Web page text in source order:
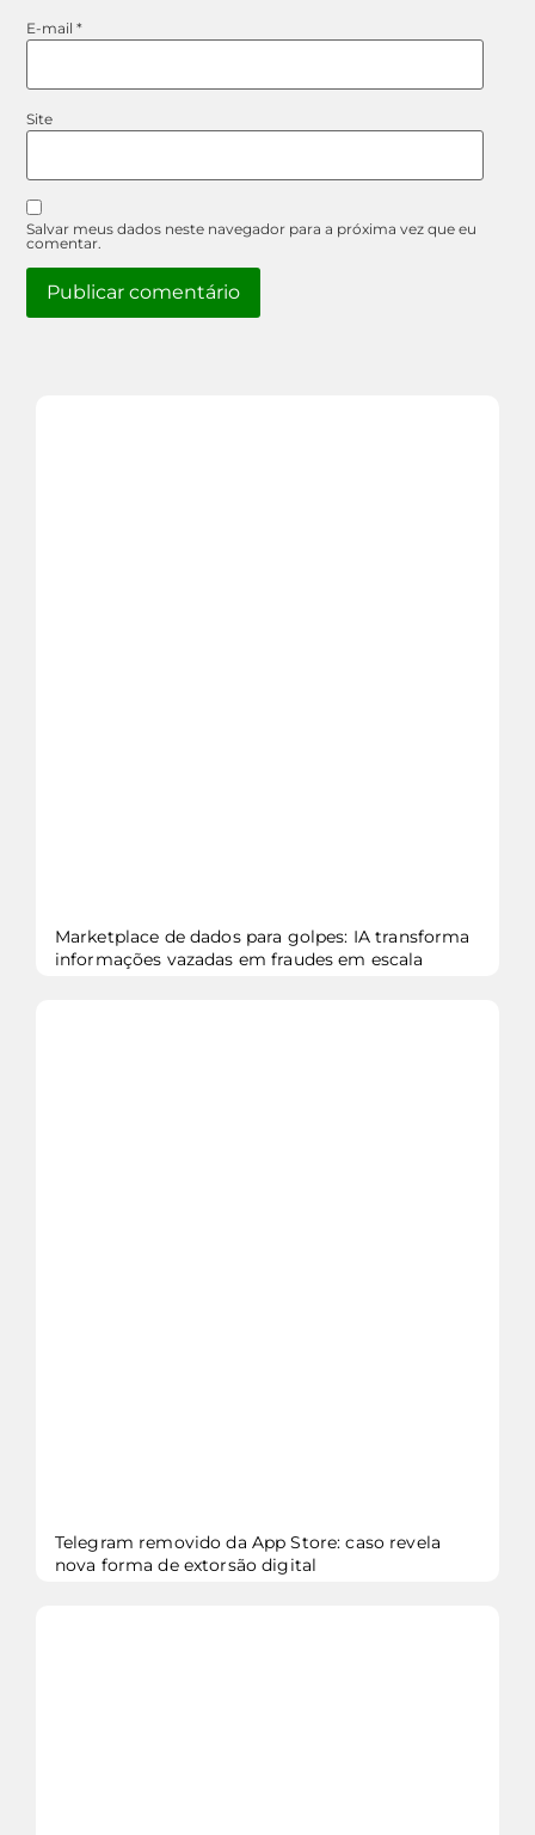
E-mail*
Site
Salvar meus dados neste navegador para a próxima vez que eu
comentar.
Marketplace de dados para golpes: IA transforma
informações vazadas em fraudes em escala
Telegram removido da App Store: caso revela
nova forma de extorsão digital